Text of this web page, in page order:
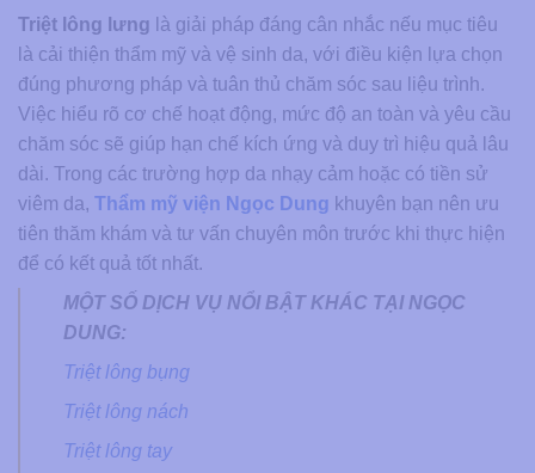
Triệt lông lưng là giải pháp đáng cân nhắc nếu mục tiêu
là cải thiện thẩm mỹ và vệ sinh da, với điều kiện lựa chọn
đúng phương pháp và tuân thủ chăm sóc sau liệu trình.
Việc hiểu rõ cơ chế hoạt động, mức độ an toàn và yêu cầu
chăm sóc sẽ giúp hạn chế kích ứng và duy trì hiệu quả lâu
dài. Trong các trường hợp da nhạy cảm hoặc có tiền sử
viêm da, Thẩm mỹ viện Ngọc Dung khuyên bạn nên ưu
tiên thăm khám và tư vấn chuyên môn trước khi thực hiện
để có kết quả tốt nhất.
MỘT SỐ DỊCH VỤ NỔI BẬT KHÁC TẠI NGỌC
DUNG:
Triệt lông bụng
Triệt lông nách
Triệt lông tay